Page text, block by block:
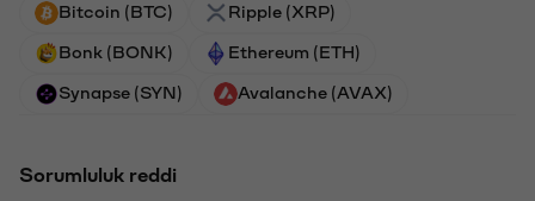
Bitcoin (BTC) Ripple (XRP)
Bonk (BONK) Ethereum (ETH)
Synapse (SYN) Avalanche (AVAX)
Sorumluluk reddi